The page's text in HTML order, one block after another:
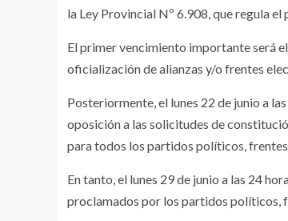
la Ley Provincial Nº 6.908, que regula
El primer vencimiento importante será
oficialización de alianzas y/o frentes
Posteriormente, el lunes 22 de junio a
oposición a las solicitudes de
para todos los partidos políticos,
En tanto, el lunes 29 de junio a las 24
proclamados por los partidos políticos,